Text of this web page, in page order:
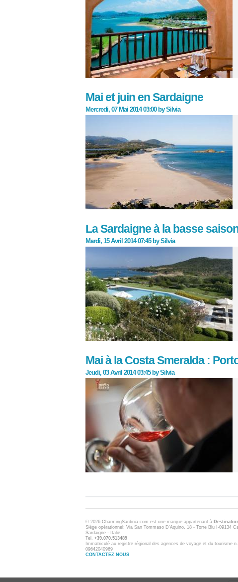
Mai et juin en Sardaigne
Mercredi, 07 Mai 2014 03:00 bySilvia
La Sardaigne à la basse
Mardi, 15 Avril 2014 07:45 bySilvia
Mai à la Costa Smeralda :
Jeudi, 03 Avril 2014 03:45 bySilvia
© 2026 CharmingSardinia.com est une marque appartenant à
Siège opérationnel: Via San Tommaso D'Aquino, 18 - Torre Blu I-09134
Sardaigne - Italie
Tel.+39.070.513489
Immatriculé au registre régional des agences de voyage et du tourisme
09642040969
CONTACTEZ NOUS